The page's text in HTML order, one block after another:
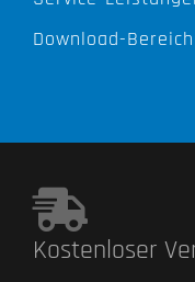
Download-Bereich
Kostenloser